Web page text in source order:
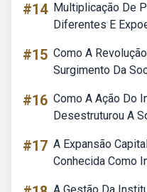
#14 Multiplicação De
Diferentes E
#15 Como A
Surgimento Da
#16 Como A Ação Do
Desestruturou A
#17 A Expansão
Conhecida Como